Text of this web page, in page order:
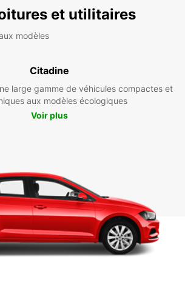
et utilitaires
modèles
Citadine
large gamme de véhicules compactes et
aux modèles écologiques
Voir plus